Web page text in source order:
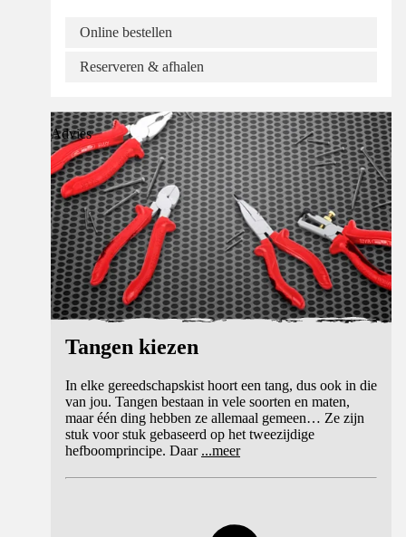
Online bestellen
Reserveren & afhalen
Advies
Tangen kiezen
In elke gereedschapskist hoort een tang, dus ook in die
van jou. Tangen bestaan in vele soorten en maten,
maar één ding hebben ze allemaal gemeen… Ze zijn
stuk voor stuk gebaseerd op het tweezijdige
hefboomprincipe. Daar ...meer